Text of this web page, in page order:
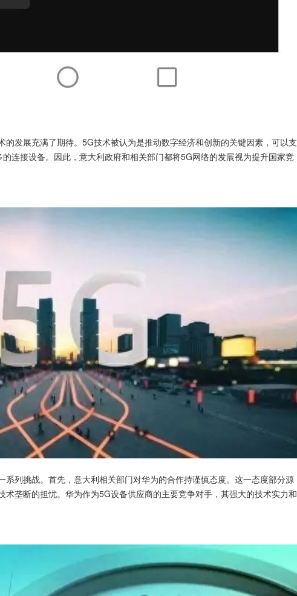
发展充满了期待。5G技术被认为是推动数字经济和创新的关键因素，可以支
连接设备。因此，意大利政府和相关部门都将5G网络的发展视为提升国家竞
列挑战。首先，意大利相关部门对华为的合作持谨慎态度。这一态度部分源
术垄断的担忧。华为作为5G设备供应商的主要竞争对手，其强大的技术实力和